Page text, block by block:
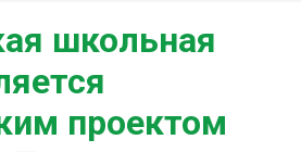
школьная
проектом